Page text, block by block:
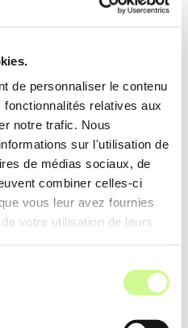
de personnaliser le contenu
relatives aux
notre trafic. Nous
sur l'utilisation de
de médias sociaux, de
combiner celles-ci
vous leur avez fournies
votre utilisation de leurs
communication
optimisé
et à l’apprentissage
crée des
engageants,
de l’audience.
des
du contenu pertinent,